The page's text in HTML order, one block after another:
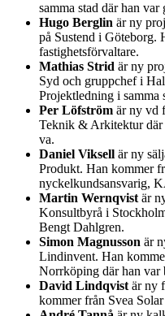
samma stad där han var
Hugo Berglin är ny
på Sustend i Göteborg.
fastighetsförvaltare.
Mathias Strid är ny
Syd och gruppchef i
Projektledning i samma
Per Löfström är ny vd
Teknik & Arkitektur där
va.
Daniel Viksell är ny
Produkt. Han kommer
nyckelkundsansvarig,
Martin Wernqvist är
Konsultbyrå i
Bengt Dahlgren.
Simon Magnusson är
Lindinvent. Han
Norrköping där han var
David Lindqvist är ny
kommer från Svea